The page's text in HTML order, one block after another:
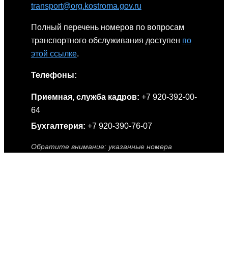
transport@org.kostroma.gov.ru
Полный перечень номеров по вопросам
транспортного обслуживания доступен по
этой ссылке.
Телефоны:
Приемная, служба кадров: +7 920-392-00-
64
Бухгалтерия: +7 920-390-76-07
Обратите внимание: указанные номера